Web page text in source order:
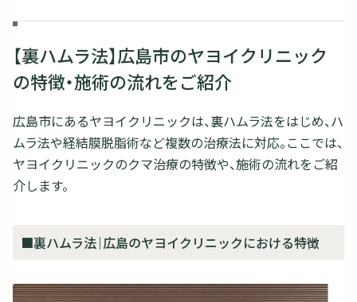
【裏ハムラ法】広島市のヤヨイクリニック
の特徴・施術の流れをご紹介
広島市にあるヤヨイクリニックは、裏ハムラ法をはじめ、ハ
ムラ法や経結膜脱脂術など複数の治療法に対応。ここでは、
ヤヨイクリニックのクマ治療の特徴や、施術の流れをご紹
介します。
■裏ハムラ法｜広島のヤヨイクリニックにおける特徴